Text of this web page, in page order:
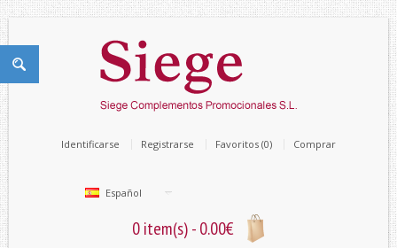
Español
Identificarse Registrarse Favoritos (0) Comprar
0 item(s) - 0.00€